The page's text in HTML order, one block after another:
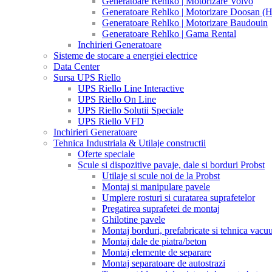
Generatoare Rehlko | Motorizare Doosan
Generatoare Rehlko | Motorizare Baudouin
Generatoare Rehlko | Gama Rental
Inchirieri Generatoare
Sisteme de stocare a energiei electrice
Data Center
Sursa UPS Riello
UPS Riello Line Interactive
UPS Riello On Line
UPS Riello Solutii Speciale
UPS Riello VFD
Inchirieri Generatoare
Tehnica Industriala & Utilaje constructii
Oferte speciale
Scule si dispozitive pavaje, dale si borduri Probst
Utilaje si scule noi de la Probst
Montaj si manipulare pavele
Umplere rosturi si curatarea suprafetelor
Pregatirea suprafetei de montaj
Ghilotine pavele
Montaj borduri, prefabricate si tehnica
Montaj dale de piatra/beton
Montaj elemente de separare
Montaj separatoare de autostrazi